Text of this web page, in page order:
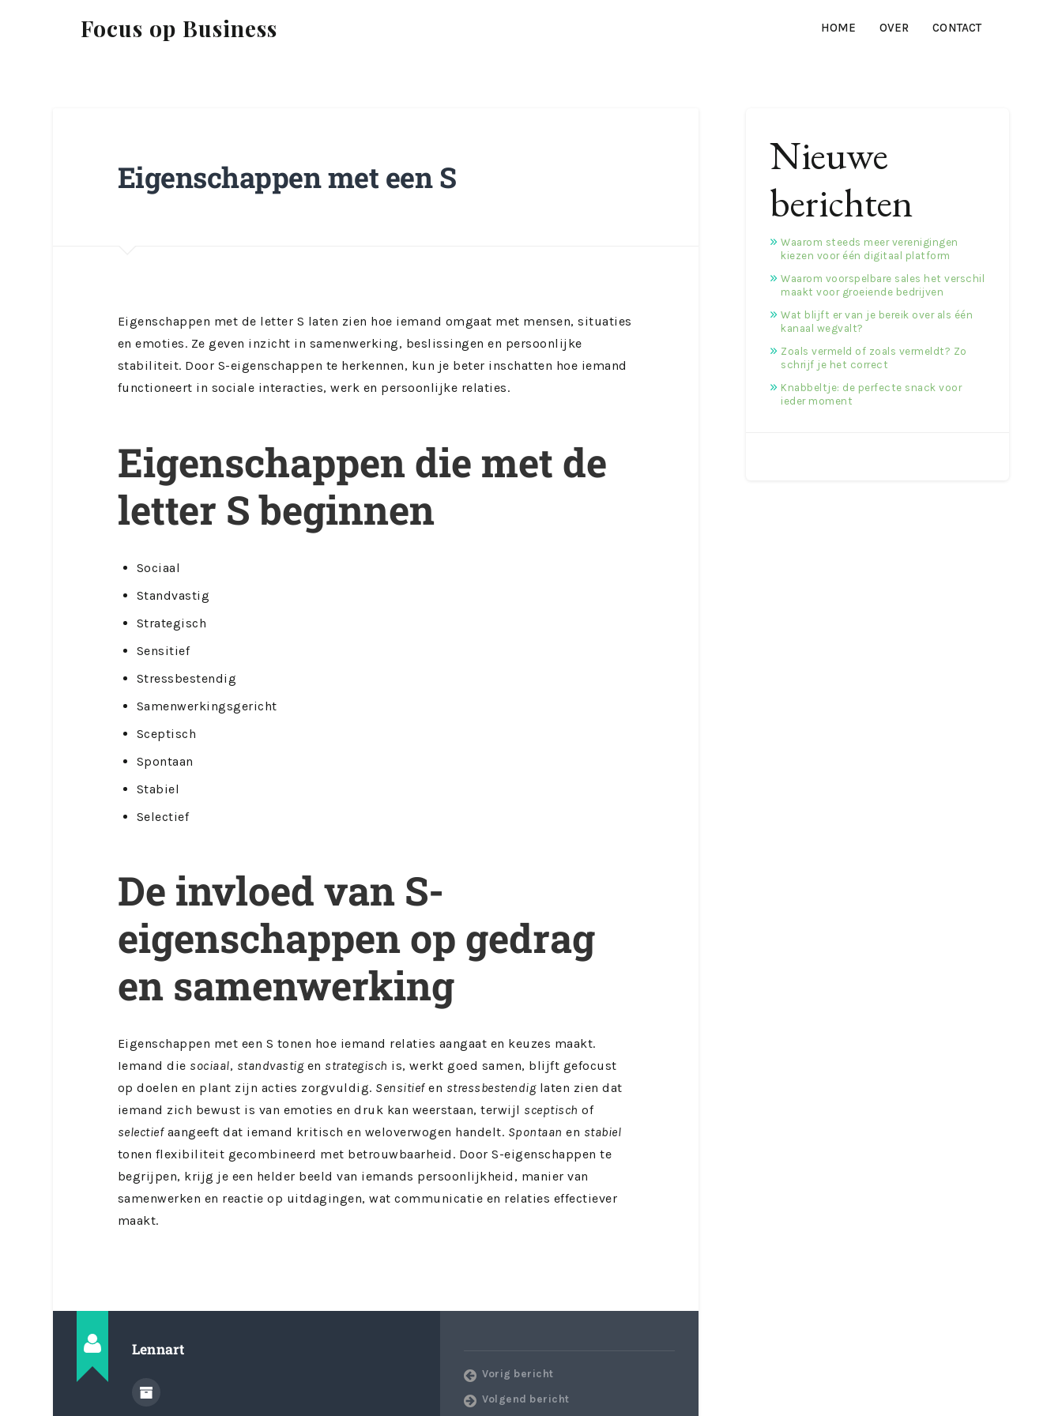
Focus op Business HOME OVER CONTACT
Eigenschappen met een S
Eigenschappen met de letter S laten zien hoe iemand omgaat met mensen, situaties
en emoties. Ze geven inzicht in samenwerking, beslissingen en persoonlijke
stabiliteit. Door S-eigenschappen te herkennen, kun je beter inschatten hoe iemand
functioneert in sociale interacties, werk en persoonlijke relaties.
Eigenschappen die met de
letter S beginnen
Sociaal
Standvastig
Strategisch
Sensitief
Stressbestendig
Samenwerkingsgericht
Sceptisch
Spontaan
Stabiel
Selectief
De invloed van S-
eigenschappen op gedrag
en samenwerking
Eigenschappen met een S tonen hoe iemand relaties aangaat en keuzes maakt.
Iemand die sociaal, standvastigen strategisch is, werkt goed samen, blijft gefocust
op doelen en plant zijn acties zorgvuldig. Sensitiefen stressbestendiglaten zien dat
iemand zich bewust is van emoties en druk kan weerstaan, terwijl sceptisch of
selectiefaangeeft dat iemand kritisch en weloverwogen handelt. Spontaan en stabiel
tonen flexibiliteit gecombineerd met betrouwbaarheid. Door S-eigenschappen te
begrijpen, krijg je een helder beeld van iemands persoonlijkheid, manier van
samenwerken en reactie op uitdagingen, wat communicatie en relaties effectiever
maakt.
Lennart
Vorig bericht
Volgend bericht
Nieuwe
berichten
Waarom steeds meer verenigingen
kiezen voor één digitaal platform
Waarom voorspelbare sales het verschil
maakt voor groeiende bedrijven
Wat blijft er van je bereik over als één
kanaal wegvalt?
Zoals vermeld of zoals vermeldt? Zo
schrijf je het correct
Knabbeltje: de perfecte snack voor
ieder moment